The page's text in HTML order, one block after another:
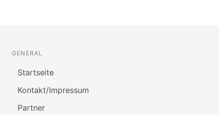
GENERAL
Startseite
Kontakt/Impressum
Partner